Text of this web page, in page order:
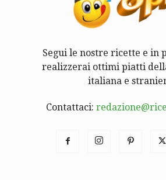
Segui le nostre ricette e in
realizzerai ottimi piatti
italiana e
Contattaci: